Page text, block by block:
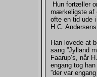
Hun fortæller
mærkeligste af
ofte en tid ude
H.C.
Han lovede at
sang ”Jylland
Faarup’s, når
engang tog
”der var